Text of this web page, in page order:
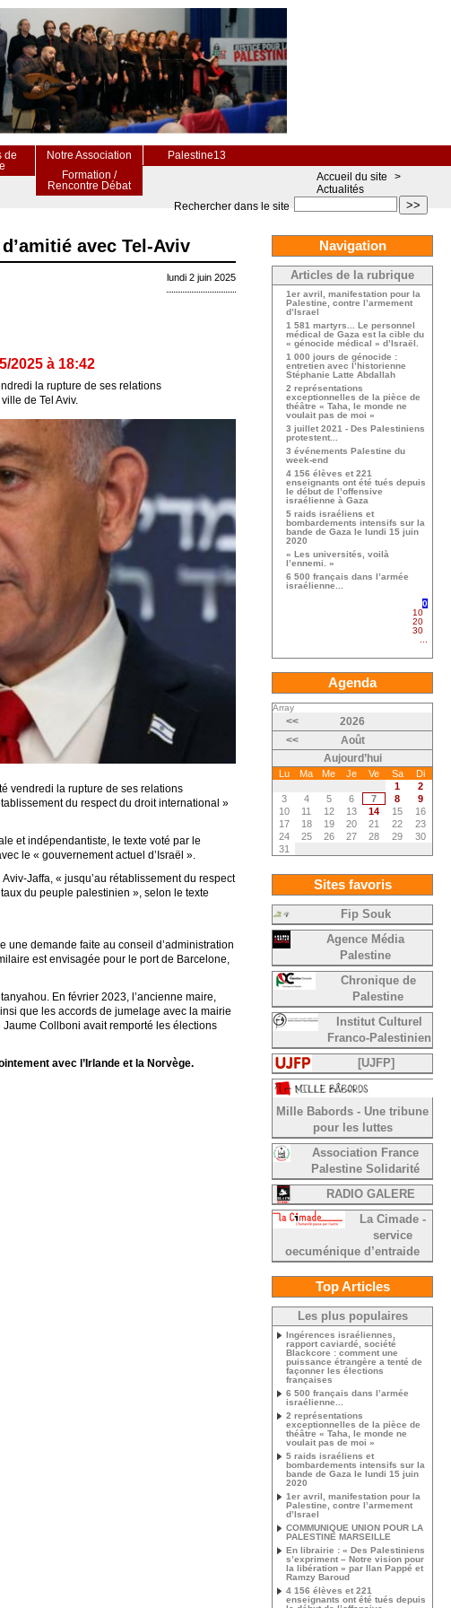
de
Notre Association
Palestine13
Formation /
Rencontre Débat
>>
Rechercher dans le site
Accueil du site
>
Actualités
avec Tel-Aviv
lundi 2 juin 2025
2025 à 18:42
la rupture de ses relations
de Tel Aviv.
vendredi la rupture de ses relations
du respect du droit international »
et indépendantiste, le texte voté par le
le « gouvernement actuel d’Israël ».
Jaffa, « jusqu’au rétablissement du respect
du peuple palestinien », selon le texte
une demande faite au conseil d’administration
est envisagée pour le port de Barcelone,
En février 2023, l’ancienne maire,
que les accords de jumelage avec la mairie
Collboni avait remporté les élections
avec l’Irlande et la Norvège.
Navigation
Articles de la rubrique
1er avril, manifestation pour la
Palestine, contre l’armement
d’Israel
1 581 martyrs... Le personnel
médical de Gaza est la cible du
« génocide médical » d’Israël.
1 000 jours de génocide :
entretien avec l’historienne
Stéphanie Latte Abdallah
2 représentations
exceptionnelles de la pièce de
théâtre « Taha, le monde ne
voulait pas de moi »
3 juillet 2021 - Des Palestiniens
protestent...
3 événements Palestine du
week-end
4 156 élèves et 221
enseignants ont été tués depuis
le début de l’offensive
israélienne à Gaza
5 raids israéliens et
bombardements intensifs sur la
bande de Gaza le lundi 15 juin
2020
« Les universités, voilà
l’ennemi. »
6 500 français dans l’armée
israélienne...
0
10
20
30
Agenda
Array
<<
2026
<<
Août
Aujourd’hui
Lu Ma Me Je Ve Sa
Di
1
2
3
4 5 6 7 8
9
10
11 12 13 14 15
16
17
18 19 20 21 22
23
24
25 26 27 28 29
30
31
Sites favoris
Fip Souk
Agence Média
Palestine
Chronique de
Palestine
Institut Culturel
Franco-Palestinien
[UJFP]
Mille Babords - Une tribune
pour les luttes
Association France
Palestine Solidarité
RADIO GALERE
La Cimade -
service
oecuménique d’entraide
Top Articles
Les plus populaires
Ingérences israéliennes,
rapport caviardé, société
Blackcore : comment une
puissance étrangère a tenté de
façonner les élections
françaises
6 500 français dans l’armée
israélienne...
2 représentations
exceptionnelles de la pièce de
théâtre « Taha, le monde ne
voulait pas de moi »
5 raids israéliens et
bombardements intensifs sur la
bande de Gaza le lundi 15 juin
2020
1er avril, manifestation pour la
Palestine, contre l’armement
d’Israel
COMMUNIQUE UNION POUR LA
PALESTINE MARSEILLE
En librairie : « Des Palestiniens
s’expriment – Notre vision pour
la libération » par Ilan Pappé et
Ramzy Baroud
4 156 élèves et 221
enseignants ont été tués depuis